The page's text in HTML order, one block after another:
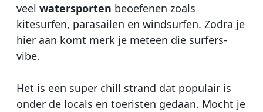
veel watersporten beoefenen zoals
kitesurfen, parasailen en windsurfen. Zodra je
hier aan komt merk je meteen die surfers-
vibe.
Het is een super chill strand dat populair is
onder de locals en toeristen gedaan. Mocht je